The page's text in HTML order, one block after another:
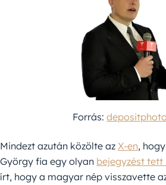
Forrás:
Mindezt azután közölte az X-en,
György fia egy olyan bejegyzést tett
írt, hogy a magyar nép visszavette